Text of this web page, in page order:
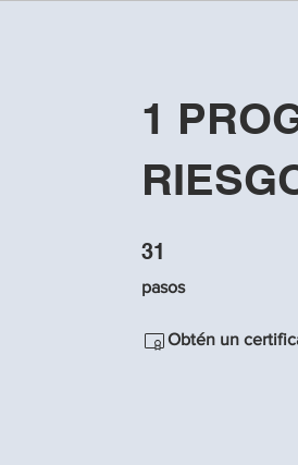
1
31
pasos
31 pasos
Obtén un